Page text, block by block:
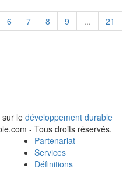
6 7 8 9 ... 21
le développement durable
- Tous droits réservés.
Partenariat
Services
Définitions